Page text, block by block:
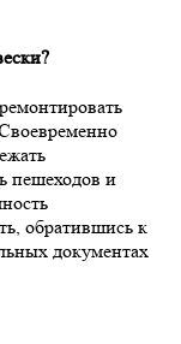
пешеходов и
обратившись к
документах